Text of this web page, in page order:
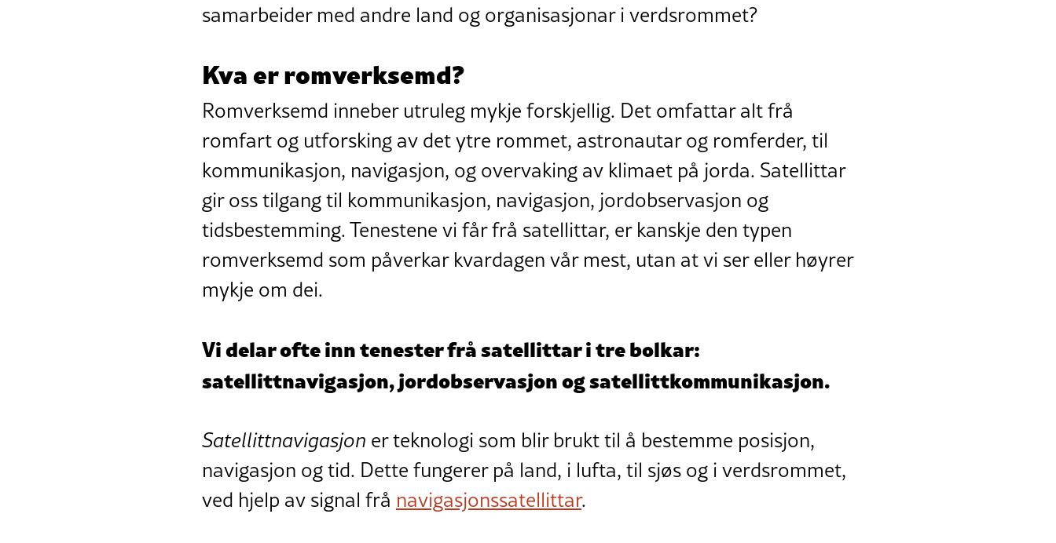
samarbeider med andre land og organisasjonar i verdsrommet?
Kva er romverksemd?
Romverksemd inneber utruleg mykje forskjellig. Det omfattar alt frå
romfart og utforsking av det ytre rommet, astronautar og romferder, til
kommunikasjon, navigasjon, og overvaking av klimaet på jorda. Satellittar
gir oss tilgang til kommunikasjon, navigasjon, jordobservasjon og
tidsbestemming. Tenestene vi får frå satellittar, er kanskje den typen
romverksemd som påverkar kvardagen vår mest, utan at vi ser eller høyrer
mykje om dei.
Vi delar ofte inn tenester frå satellittar i tre bolkar:
satellittnavigasjon, jordobservasjon og satellittkommunikasjon.
Satellittnavigasjon er teknologi som blir brukt til å bestemme posisjon,
navigasjon og tid. Dette fungerer på land, i lufta, til sjøs og i verdsrommet,
ved hjelp av signal frå navigasjonssatellittar.